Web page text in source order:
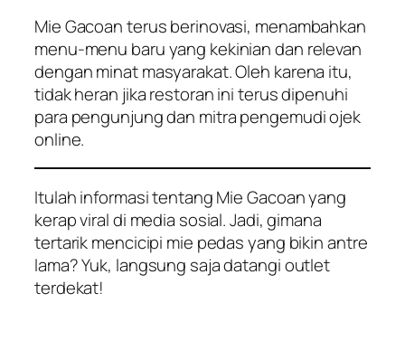
Mie Gacoan terus berinovasi, menambahkan
menu-menu baru yang kekinian dan relevan
dengan minat masyarakat. Oleh karena itu,
tidak heran jika restoran ini terus dipenuhi
para pengunjung dan mitra pengemudi ojek
online.
Itulah informasi tentang Mie Gacoan yang
kerap viral di media sosial. Jadi, gimana
tertarik mencicipi mie pedas yang bikin antre
lama? Yuk, langsung saja datangi outlet
terdekat!